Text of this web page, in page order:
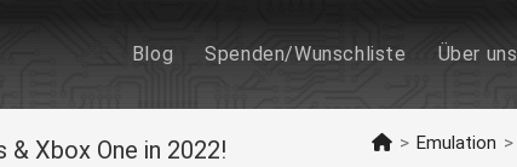
Blog Spenden/Wunschliste Über uns
Xbox One in 2022! > Emulation >